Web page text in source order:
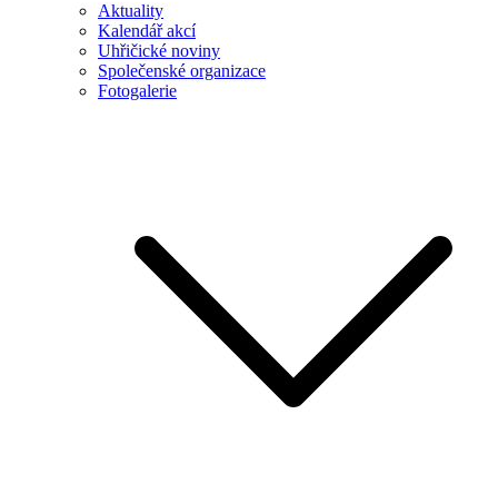
Aktuality
Kalendář akcí
Uhřičické noviny
Společenské organizace
Fotogalerie